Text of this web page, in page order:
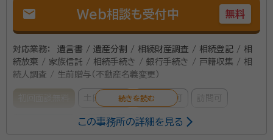
mail Web相談も受付中 無料
対応業務：
遺言書 / 遺産分割 / 相続財産調査 / 相続登記 / 相
続放棄 / 家族信託 / 相続手続き / 銀行手続き / 戸籍収集 / 相
続人調査 / 生前贈与（不動産名義変更）
土日相談可 電話相談可 訪問可
オンライン面談可
この事務所の詳細を見る